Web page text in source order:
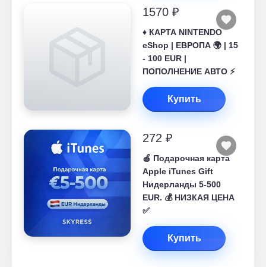
1570 ₽
♦️ КАРТА NINTENDO
eShop | ЕВРОПА 🌍 | 15
- 100 EUR |
ПОПОЛНЕНИЕ АВТО ⚡
Купить
272 ₽
🍎 Подарочная карта
Apple iTunes Gift
Нидерланды 5-500
EUR. 💰 НИЗКАЯ ЦЕНА
✅
Купить